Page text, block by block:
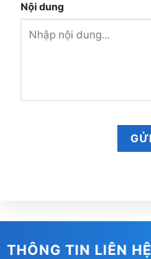
Nội dung
THÔNG TIN LIÊN HỆ